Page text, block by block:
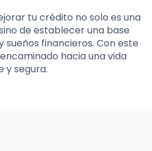
tu crédito no solo es una
de establecer una base
sueños financieros. Con este
hacia una vida
y segura.